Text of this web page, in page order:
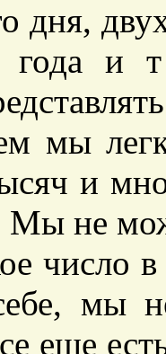
дня,
года и
мы
и
Мы не
число
мы
еще